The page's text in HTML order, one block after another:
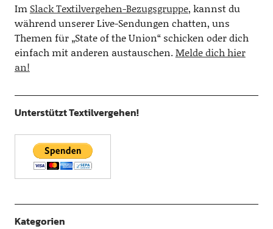
Im Slack Textilvergehen-Bezugsgruppe, kannst du
während unserer Live-Sendungen chatten, uns
Themen für „State of the Union“ schicken oder dich
einfach mit anderen austauschen.Melde dich hier
an!
Unterstützt Textilvergehen!
Kategorien